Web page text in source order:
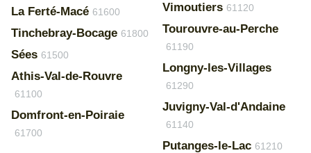
La Ferté-Macé 61600
Tinchebray-Bocage 61800
Sées 61500
Athis-Val-de-Rouvre
61100
Domfront-en-Poiraie
61700
Vimoutiers 61120
Tourouvre-au-Perche
61190
Longny-les-Villages
61290
Juvigny-Val-d'Andaine
61140
Putanges-le-Lac 61210